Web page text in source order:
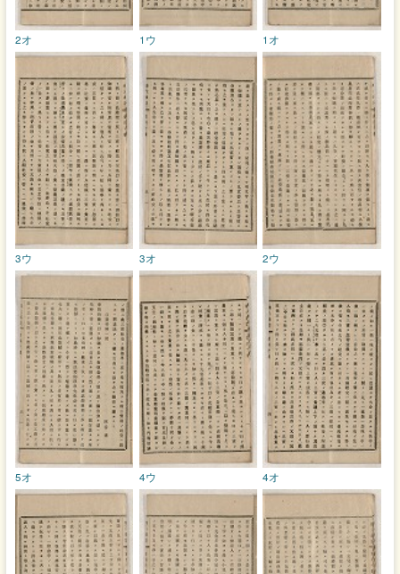
1オ
1ウ
2オ
2ウ
3オ
3ウ
4オ
4ウ
5オ